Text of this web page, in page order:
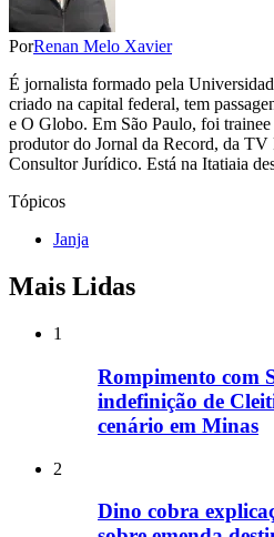
PorRenan Melo Xavier
É jornalista formado pela
criado na capital federal, tem
e O Globo. Em São Paulo, foi
produtor do Jornal da Record, da TV
Consultor Jurídico. Está na Itatiaia
Tópicos
Janja
Mais Lidas
1
Rompimento com
indefinição de
cenário em Minas
2
Dino cobra